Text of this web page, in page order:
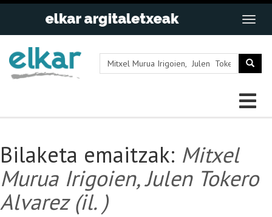
Bilaketa emaitzak: Mitxel
Murua Irigoien, Julen Tokero
Alvarez (il. )